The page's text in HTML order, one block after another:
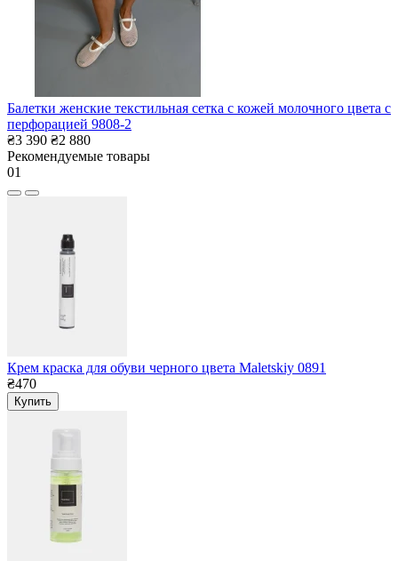
Балетки женские текстильная сетка с кожей молочного цвета с
перфорацией 9808-2
₴3 390 ₴2 880
Рекомендуемые товары
01
Крем краска для обуви черного цвета Maletskiy 0891
₴470
Купить